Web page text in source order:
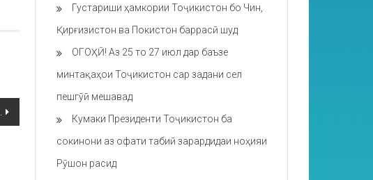
Густариши ҳамкории Тоҷикистон бо Чин,
Қирғизистон ва Покистон баррасӣ шуд
ОГОҲӢ! Аз 25 то 27 июл дар баъзе
минтақаҳои Тоҷикистон сар задани сел
пешгӯӣ мешавад
Кумаки Президенти Тоҷикистон ба
сокинони аз офати табиӣ зарардидаи ноҳияи
Рӯшон расид